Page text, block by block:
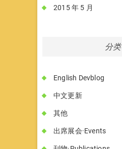
2015 年 5 月
分类
English Devblog
中文更新
其他
出席展会·Events